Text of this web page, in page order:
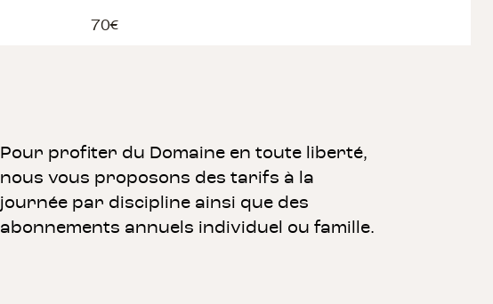
70€
Pour profiter du Domaine en toute liberté,
nous vous proposons des tarifs à la
journée par discipline ainsi que des
abonnements annuels individuel ou famille.